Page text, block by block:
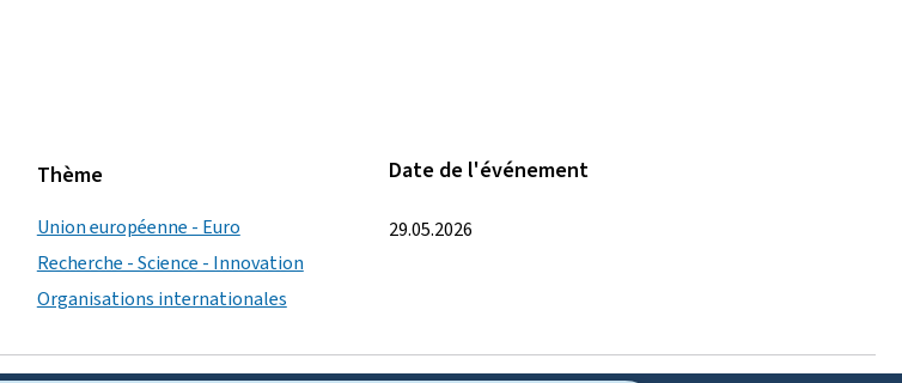
Thème
Union européenne - Euro
Recherche - Science - Innovation
Organisations internationales
Date de l'événement
29.05.2026